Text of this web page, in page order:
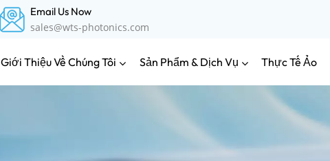
Email Us Now
sales@wts-photonics.com
Giới Thiệu Về Chúng Tôi Sản Phẩm & Dịch Vụ Thực Tế Ảo